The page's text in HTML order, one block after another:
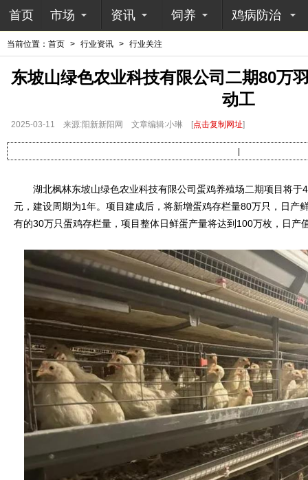
首页 市场 资讯 饲养 鸡病防治
当前位置： 首页 > 行业资讯 > 行业关注
东坡山绿色农业科技有限公司二期80万
动工
2025-03-11 来源:阳新新阳网 文章编辑:小琳 [点击复制网址]
湖北枫林东坡山绿色农业科技有限公司蛋鸡养殖场二期项目将于
元，建设周期为1年。项目建成后，将新增蛋鸡存栏量80万只，日产
有的30万只蛋鸡存栏量，项目整体日鲜蛋产量将达到100万枚，日产